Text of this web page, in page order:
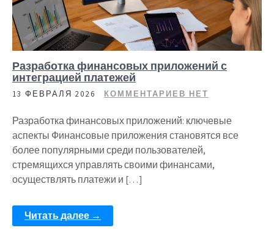
Разработка финансовых приложений с
интеграцией платежей
13 ФЕВРАЛЯ 2026 КОММЕНТАРИЕВ НЕТ
Разработка финансовых приложений: ключевые
аспекты Финансовые приложения становятся все
более популярными среди пользователей,
стремящихся управлять своими финансами,
осуществлять платежи и […]
Читать далее →